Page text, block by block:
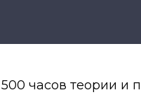
500 часов теории и